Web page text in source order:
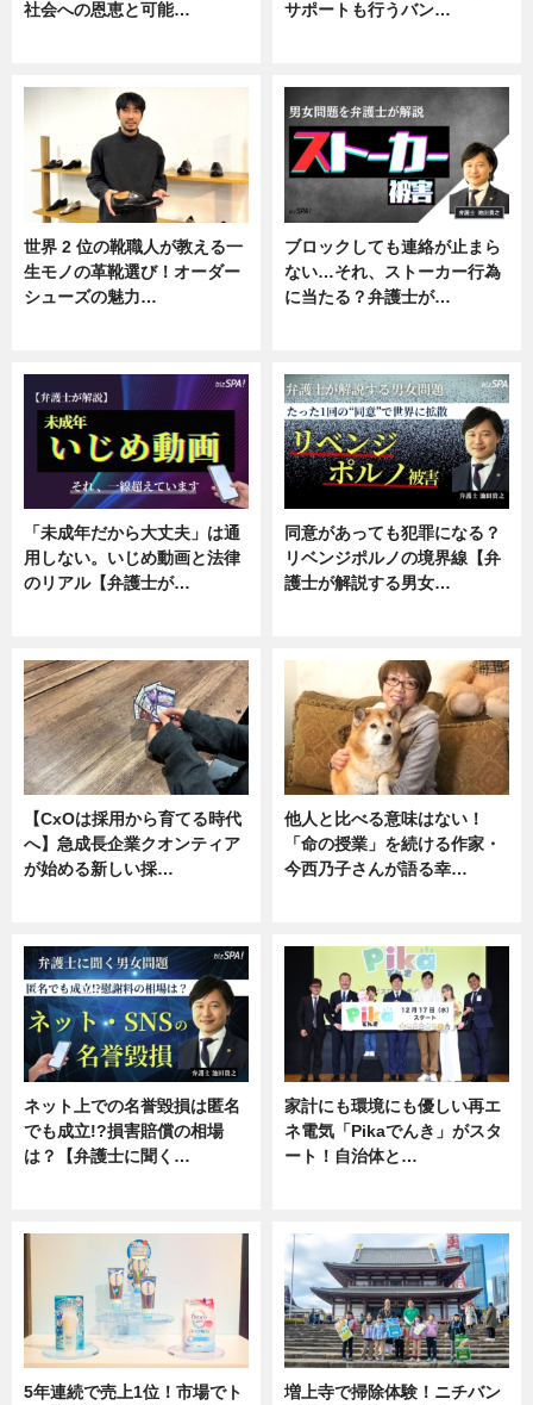
社会への恩恵と可能…
サポートも行うバン…
世界 2 位の靴職人が教える一
生モノの革靴選び！オーダー
シューズの魅力…
ブロックしても連絡が止まら
ない…それ、ストーカー行為
に当たる？弁護士が…
「未成年だから大丈夫」は通
用しない。いじめ動画と法律
のリアル【弁護士が…
同意があっても犯罪になる？
リベンジポルノの境界線【弁
護士が解説する男女…
【CxOは採用から育てる時代
へ】急成長企業クオンティア
が始める新しい採…
他人と比べる意味はない！
「命の授業」を続ける作家・
今西乃子さんが語る幸…
ネット上での名誉毀損は匿名
でも成立!?損害賠償の相場
は？【弁護士に聞く…
家計にも環境にも優しい再エ
ネ電気「Pikaでんき」がスタ
ート！自治体と…
5年連続で売上1位！市場でト
増上寺で掃除体験！ニチバン